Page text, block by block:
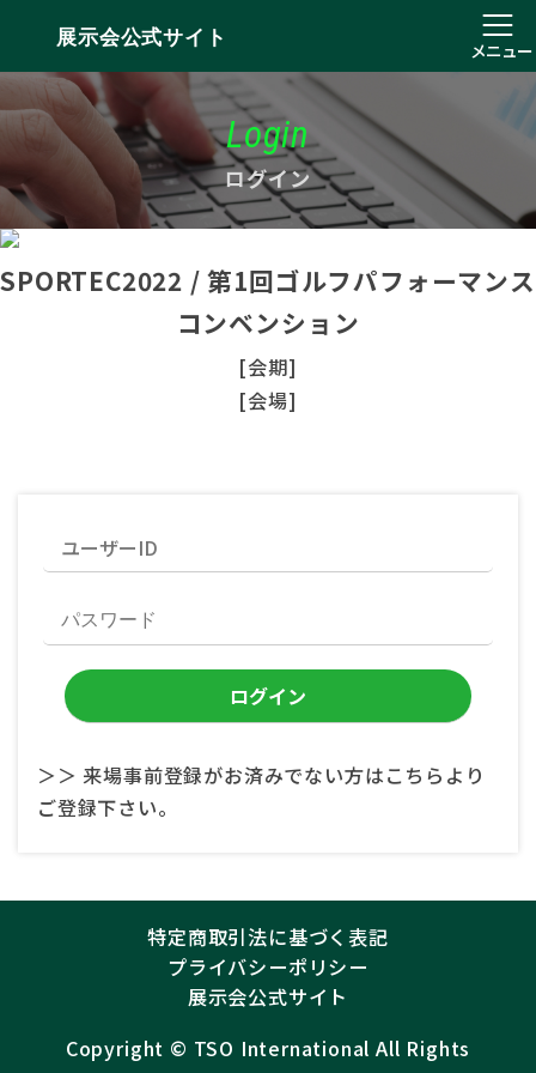
展示会公式サイト
メニュー
Login
ログイン
SPORTEC2022 / 第1回ゴルフパフォーマンス
コンベンション
[会期]
[会場]
＞＞ 来場事前登録がお済みでない方はこちらより
ご登録下さい。
特定商取引法に基づく表記
プライバシーポリシー
展示会公式サイト
Copyright ©︎ TSO International All Rights